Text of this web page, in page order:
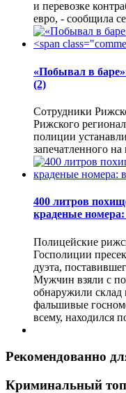
и перевозке
евро, - сообщила
«Побывал в
(2)
Сотрудники
Рижского
полиции
запечатленного
400 литров
краденые номера:
Полицейские
Госполиции
дуэта,
Мужчин взяли с
обнаружили склад
фальшивые
всему, находился
Рекомендованно
Криминальный